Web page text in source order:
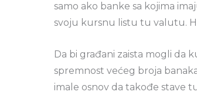
samo ako banke sa kojima
svoju kursnu listu tu valutu.
Da bi građani zaista mogli da
spremnost većeg broja
imale osnov da takođe stave